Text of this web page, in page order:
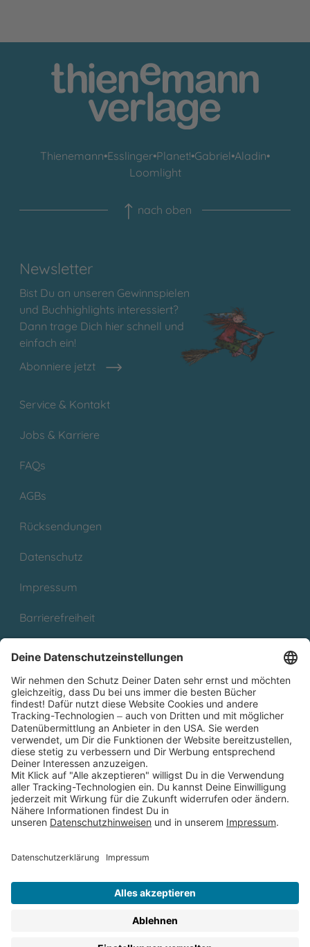
Thienemann•Esslinger•Planet!•Gabriel•Aladin•
Loomlight
nach oben
Newsletter
Bist Du an unseren Gewinnspielen
und Buchhighlights interessiert?
Dann trage Dich hier schnell und
einfach ein!
Abonniere jetzt
Service & Kontakt
Jobs & Karriere
FAQs
AGBs
Rücksendungen
Datenschutz
Impressum
Barrierefreiheit
Partnerprogramm (Affiliate)
Folge uns auf
* Versandkostenfrei ab 9,00 € Bestellwert innerhalb
Deutschlands
** Lieferzeit 1-3 Werktage innerhalb Deutschlands
Thienemann-Esslinger Verlag GmbH, Blumenstraße 36, D-70182